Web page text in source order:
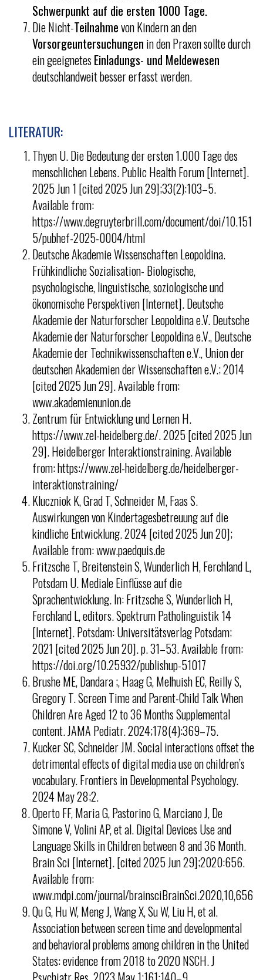
Schwerpunkt auf die ersten 1000 Tage.
Die Nicht-Teilnahmevon Kindern an den
Vorsorgeuntersuchungen in den Praxen sollte durch
ein geeignetesEinladungs- und Meldewesen
deutschlandweit besser erfasst werden.
LITERATUR:
Thyen U. Die Bedeutung der ersten 1.000 Tage des
menschlichen Lebens. Public Health Forum [Internet].
2025 Jun 1 [cited 2025 Jun 29];33(2):103–5.
Available from:
https://www.degruyterbrill.com/document/doi/10.151
5/pubhef-2025-0004/html
Deutsche Akademie Wissenschaften Leopoldina.
Frühkindliche Sozialisation- Biologische,
psychologische, linguistische, soziologische und
ökonomische Perspektiven [Internet]. Deutsche
Akademie der Naturforscher Leopoldina e.V. Deutsche
Akademie der Naturforscher Leopoldina e.V., Deutsche
Akademie der Technikwissenschaften e.V., Union der
deutschen Akademien der Wissenschaften e.V.; 2014
[cited 2025 Jun 29]. Available from:
www.akademienunion.de
Zentrum für Entwicklung und Lernen H.
https://www.zel-heidelberg.de/. 2025 [cited 2025 Jun
29]. Heidelberger Interaktionstraining. Available
from: https://www.zel-heidelberg.de/heidelberger-
interaktionstraining/
Kluczniok K, Grad T, Schneider M, Faas S.
Auswirkungen von Kindertagesbetreuung auf die
kindliche Entwicklung. 2024 [cited 2025 Jun 20];
Available from: www.paedquis.de
Fritzsche T, Breitenstein S, Wunderlich H, Ferchland L,
Potsdam U. Mediale Einflüsse auf die
Sprachentwicklung. In: Fritzsche S, Wunderlich H,
Ferchland L, editors. Spektrum Patholinguistik 14
[Internet]. Potsdam: Universitätsverlag Potsdam;
2021 [cited 2025 Jun 20]. p. 31–53. Available from:
https://doi.org/10.25932/publishup-51017
Brushe ME, Dandara ;, Haag G, Melhuish EC, Reilly S,
Gregory T. Screen Time and Parent-Child Talk When
Children Are Aged 12 to 36 Months Supplemental
content. JAMA Pediatr. 2024;178(4):369–75.
Kucker SC, Schneider JM. Social interactions offset the
detrimental effects of digital media use on children’s
vocabulary. Frontiers in Developmental Psychology.
2024 May 28;2.
Operto FF, Maria G, Pastorino G, Marciano J, De
Simone V, Volini AP, et al. Digital Devices Use and
Language Skills in Children between 8 and 36 Month.
Brain Sci [Internet]. [cited 2025 Jun 29];2020:656.
Available from:
www.mdpi.com/journal/brainsciBrainSci.2020,10,656
Qu G, Hu W, Meng J, Wang X, Su W, Liu H, et al.
Association between screen time and developmental
and behavioral problems among children in the United
States: evidence from 2018 to 2020 NSCH. J